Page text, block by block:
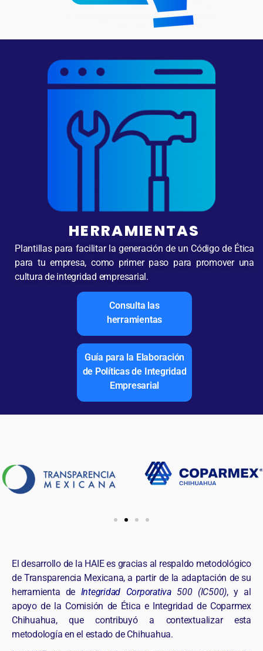
HERRAMIENTAS
Plantillas para facilitar la generación de un Código de Ética
para tu empresa, como primer paso para promover una
cultura de integridad empresarial.
Consulta las
herramientas
Guía para la Elaboración
de Políticas de Integridad
Empresarial
El desarrollo de la HAIE es gracias al respaldo metodológico
de Transparencia Mexicana, a partir de la adaptación de su
herramienta de Integridad Corporativa 500 (IC500), y al
apoyo de la Comisión de Ética e Integridad de Coparmex
Chihuahua, que contribuyó a contextualizar esta
metodología en el estado de Chihuahua.